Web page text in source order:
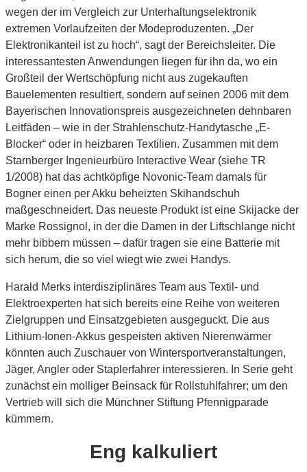
wegen der im Vergleich zur Unterhaltungselektronik
extremen Vorlaufzeiten der Modeproduzenten. „Der
Elektronikanteil ist zu hoch“, sagt der Bereichsleiter. Die
interessantesten Anwendungen liegen für ihn da, wo ein
Großteil der Wertschöpfung nicht aus zugekauften
Bauelementen resultiert, sondern auf seinen 2006 mit dem
Bayerischen Innovationspreis ausgezeichneten dehnbaren
Leitfäden – wie in der Strahlenschutz-Handytasche „E-
Blocker“ oder in heizbaren Textilien. Zusammen mit dem
Starnberger Ingenieurbüro Interactive Wear (siehe TR
1/2008) hat das achtköpfige Novonic-Team damals für
Bogner einen per Akku beheizten Skihandschuh
maßgeschneidert. Das neueste Produkt ist eine Skijacke der
Marke Rossignol, in der die Damen in der Liftschlange nicht
mehr bibbern müssen – dafür tragen sie eine Batterie mit
sich herum, die so viel wiegt wie zwei Handys.
Harald Merks interdisziplinäres Team aus Textil- und
Elektroexperten hat sich bereits eine Reihe von weiteren
Zielgruppen und Einsatzgebieten ausgeguckt. Die aus
Lithium-Ionen-Akkus gespeisten aktiven Nierenwärmer
könnten auch Zuschauer von Wintersportveranstaltungen,
Jäger, Angler oder Staplerfahrer interessieren. In Serie geht
zunächst ein molliger Beinsack für Rollstuhlfahrer; um den
Vertrieb will sich die Münchner Stiftung Pfennigparade
kümmern.
Eng kalkuliert